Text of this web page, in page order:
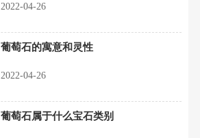
2022-04-26
葡萄石的寓意和灵性
2022-04-26
葡萄石属于什么宝石类别